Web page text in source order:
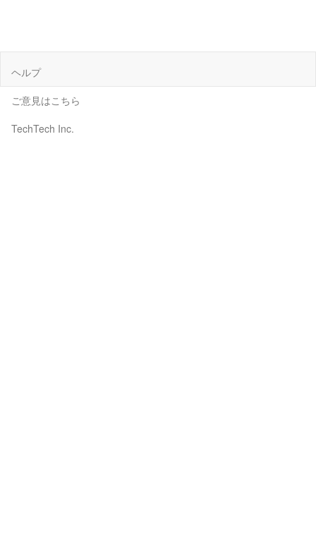
ヘルプ
ご意見はこちら
TechTech Inc.